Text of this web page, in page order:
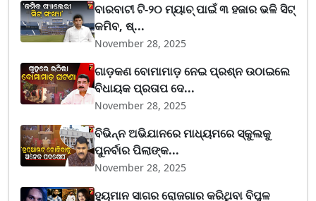
ବାରବାଟୀ ଟି-୨୦ ମ୍ୟାଚ୍ ପାଇଁ ୩ ହଜାର ଭଳି ସିଟ୍
କମିବ, ଷ୍...
November 28, 2025
ଗାଡ଼କଣ ବୋମାମାଡ଼ ନେଇ ପ୍ରଶ୍ନ ଉଠାଇଲେ
ବିଧାୟକ ପ୍ରତାପ ଦେ...
November 28, 2025
ବିଭିନ୍ନ ଅଭିଯାନରେ ମାଧ୍ୟମରେ ସ୍କୁଲକୁ
ପୁନର୍ବାର ପିଲାଙ୍କ...
November 28, 2025
ହ୍ୟୁମାନ ସାଗର ରୋଜଗାର କରିଥିବା ବିପୁଳ